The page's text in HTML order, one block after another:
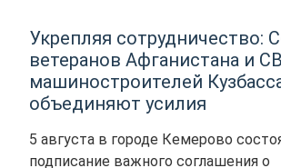
Укрепляя сотрудничество:
ветеранов Афганистана и
машиностроителей
объединяют усилия
5 августа в городе Кемерово
подписание важного соглашения о